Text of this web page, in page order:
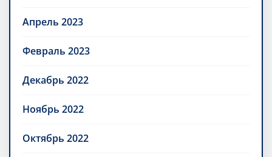
Апрель 2023
Февраль 2023
Декабрь 2022
Ноябрь 2022
Октябрь 2022